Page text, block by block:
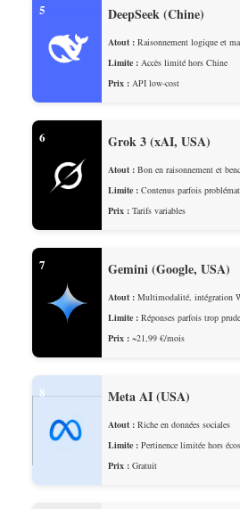
5 DeepSeek (Chine)
Atout : Raisonnement logique et
Limite : Accès limité hors Chine
Prix : API low-cost
6 Grok 3 (xAI, USA)
Atout : Bon en raisonnement et
Limite : Contenus parfois
Prix : Tarifs variables
7 Gemini (Google, USA)
Atout : Multimodalité, intégration
Limite : Réponses parfois trop
Prix : ~21,99 €/mois
8 Meta AI (USA)
Atout : Riche en données sociales
Limite : Pertinence limitée hors
Prix : Gratuit